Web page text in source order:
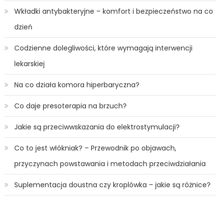
Wkładki antybakteryjne – komfort i bezpieczeństwo na co
dzień
Codzienne dolegliwości, które wymagają interwencji
lekarskiej
Na co działa komora hiperbaryczna?
Co daje presoterapia na brzuch?
Jakie są przeciwwskazania do elektrostymulacji?
Co to jest włókniak? – Przewodnik po objawach,
przyczynach powstawania i metodach przeciwdziałania
Suplementacja doustna czy kroplówka – jakie są różnice?